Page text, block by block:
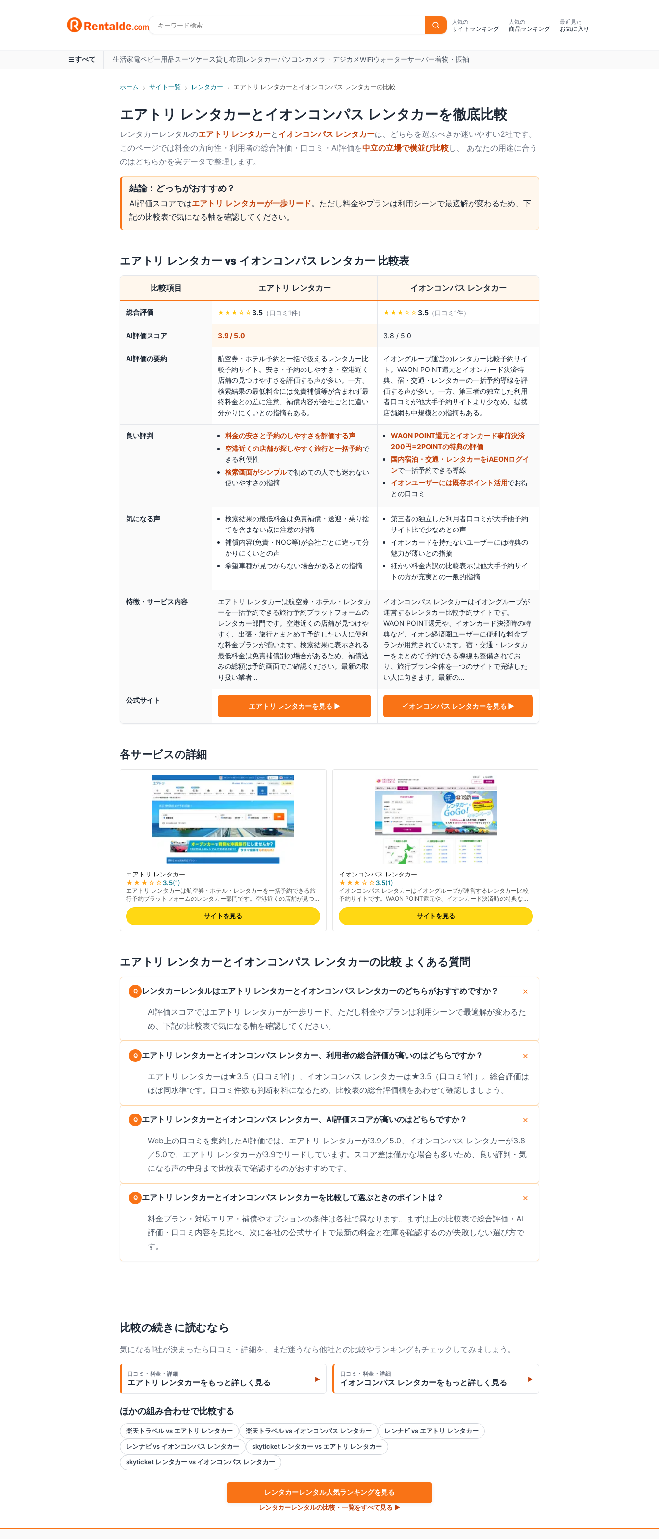
人気の
サイトランキング
人気の
商品ランキング
最近見た
お気に入り
すべて 生活家電ベビー用品スーツケース貸し布団レンタカーパソコンカメラ・デジカメWiFiウォーターサーバー着物・振袖
ホーム › サイト一覧 › レンタカー › エアトリ レンタカーとイオンコンパス レンタカーの比較
エアトリ レンタカーとイオンコンパス レンタカーを徹底比較
レンタカーレンタルのエアトリ レンタカーと イオンコンパス レンタカーは、どちらを選ぶべきか迷いやすい2社です。
このページでは料金の方向性・利用者の総合評価・口コミ・AI評価を中立の立場で横並び比較し、 あなたの用途に合う
のはどちらかを実データで整理します。
結論：どっちがおすすめ？
AI評価スコアではエアトリ レンタカーが一歩リード。ただし料金やプランは利用シーンで最適解が変わるため、下
記の比較表で気になる軸を確認してください。
エアトリ レンタカー vs イオンコンパス レンタカー 比較表
比較項目 エアトリ レンタカー イオンコンパス レンタカー
総合評価 ★★★ ☆☆ 3.5 （口コミ 1件） ★★★ ☆☆ 3.5 （口コミ 1件）
AI評価スコア 3.9 / 5.0 3.8 / 5.0
AI評価の要約
航空券・ホテル予約と一括で扱えるレンタカー比
較予約サイト。安さ・予約のしやすさ・空港近く
店舗の見つけやすさを評価する声が多い。一方、
検索結果の最低料金には免責補償等が含まれず最
終料金との差に注意、補償内容が会社ごとに違い
分かりにくいとの指摘もある。
イオングループ運営のレンタカー比較予約サイ
ト。WAON POINT還元とイオンカード決済特
典、宿・交通・レンタカーの一括予約導線を評
価する声が多い。一方、第三者の独立した利用
者口コミが他大手予約サイトより少なめ、提携
店舗網も中規模との指摘もある。
良い評判
料金の安さと予約のしやすさを評価する声
空港近くの店舗が探しやすく旅行と一括予約で
きる利便性
検索画面がシンプルで初めての人でも迷わない
使いやすさの指摘
WAON POINT還元とイオンカード事前決済
200円=2POINTの特典の評価
国内宿泊・交通・レンタカーをiAEONログイ
ンで一括予約できる導線
イオンユーザーには既存ポイント活用でお得
との口コミ
気になる声
検索結果の最低料金は免責補償・送迎・乗り捨
てを含まない点に注意の指摘
補償内容(免責・NOC等)が会社ごとに違って分
かりにくいとの声
希望車種が見つからない場合があるとの指摘
第三者の独立した利用者口コミが大手他予約
サイト比で少なめとの声
イオンカードを持たないユーザーには特典の
魅力が薄いとの指摘
細かい料金内訳の比較表示は他大手予約サイ
トの方が充実との一般的指摘
特徴・サービス内容
エアトリ レンタカーは航空券・ホテル・レンタカ
ーを一括予約できる旅行予約プラットフォームの
レンタカー部門です。空港近くの店舗が見つけや
すく、出張・旅行とまとめて予約したい人に便利
な料金プランが揃います。検索結果に表示される
最低料金は免責補償別の場合があるため、補償込
みの総額は予約画面でご確認ください。最新の取
り扱い業者…
イオンコンパス レンタカーはイオングループが
運営するレンタカー比較予約サイトです。
WAON POINT還元や、イオンカード決済時の特
典など、イオン経済圏ユーザーに便利な料金プ
ランが用意されています。宿・交通・レンタカ
ーをまとめて予約できる導線も整備されてお
り、旅行プラン全体を一つのサイトで完結した
い人に向きます。最新の…
公式サイト
エアトリ レンタカーを見る ▶ イオンコンパス レンタカーを見る ▶
各サービスの詳細
エアトリ レンタカー
★★★☆☆3.5(1)
エアトリ レンタカーは航空券・ホテル・レンタカーを一括予約できる旅
行予約プラットフォームのレンタカー部門です。空港近くの店舗が見つけ
やすく、出張・旅行とまとめて予約したい人に便利な料金プランが揃いま
す。検索結果に表示される最低料金は免責補償別の場合があるため、補償
込みの総額は予約画面でご確認ください。最新の取り扱い業者・料金は公
式サイトでご確認ください。対応エリアは全国47都道府県の主要空港・
サイトを見る
イオンコンパス レンタカー
★★★☆☆3.5(1)
イオンコンパス レンタカーはイオングループが運営するレンタカー比較
予約サイトです。WAON POINT還元や、イオンカード決済時の特典な
ど、イオン経済圏ユーザーに便利な料金プランが用意されています。宿・
交通・レンタカーをまとめて予約できる導線も整備されており、旅行プラ
ン全体を一つのサイトで完結したい人に向きます。最新の取り扱い業者・
料金は公式サイトでご確認ください。対応エリアは全国47都道府県をカ
サイトを見る
エアトリ レンタカーとイオンコンパス レンタカーの比較 よくある質問
レンタカーレンタルはエアトリ レンタカーとイオンコンパス レンタカーのどちらがおすすめですか？
AI評価スコアではエアトリ レンタカーが一歩リード。ただし料金やプランは利用シーンで最適解が変わるた
め、下記の比較表で気になる軸を確認してください。
エアトリ レンタカーとイオンコンパス レンタカー、利用者の総合評価が高いのはどちらですか？
エアトリ レンタカーは★3.5（口コミ1件）、イオンコンパス レンタカーは★3.5（口コミ1件）。総合評価は
ほぼ同水準です。口コミ件数も判断材料になるため、比較表の総合評価欄をあわせて確認しましょう。
エアトリ レンタカーとイオンコンパス レンタカー、AI評価スコアが高いのはどちらですか？
Web上の口コミを集約したAI評価では、エアトリ レンタカーが3.9／5.0、イオンコンパス レンタカーが3.8
／5.0で、エアトリ レンタカーが3.9でリードしています。スコア差は僅かな場合も多いため、良い評判・気
になる声の中身まで比較表で確認するのがおすすめです。
エアトリ レンタカーとイオンコンパス レンタカーを比較して選ぶときのポイントは？
料金プラン・対応エリア・補償やオプションの条件は各社で異なります。まずは上の比較表で総合評価・AI
評価・口コミ内容を見比べ、次に各社の公式サイトで最新の料金と在庫を確認するのが失敗しない選び方で
す。
比較の続きに読むなら
気になる1社が決まったら口コミ・詳細を、まだ迷うなら他社との比較やランキングもチェックしてみましょう。
口コミ・料金・詳細
エアトリ レンタカーをもっと詳しく見る ▶
口コミ・料金・詳細
イオンコンパス レンタカーをもっと詳しく見る ▶
ほかの組み合わせで比較する
楽天トラベル vs エアトリ レンタカー 楽天トラベル vs イオンコンパス レンタカー
レンナビ vs エアトリ レンタカー
レンナビ vs イオンコンパス レンタカー
skyticket レンタカー vs エアトリ レンタカー
skyticket レンタカー vs イオンコンパス レンタカー
レンタカーレンタル人気ランキングを見る
レンタカーレンタルの比較・一覧をすべて見る ▶